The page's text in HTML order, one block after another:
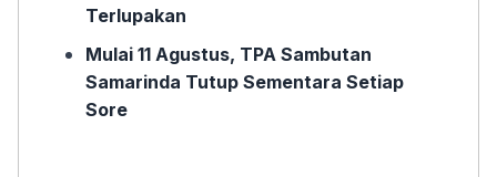
Terlupakan
Mulai 11 Agustus, TPA Sambutan
Samarinda Tutup Sementara Setiap
Sore